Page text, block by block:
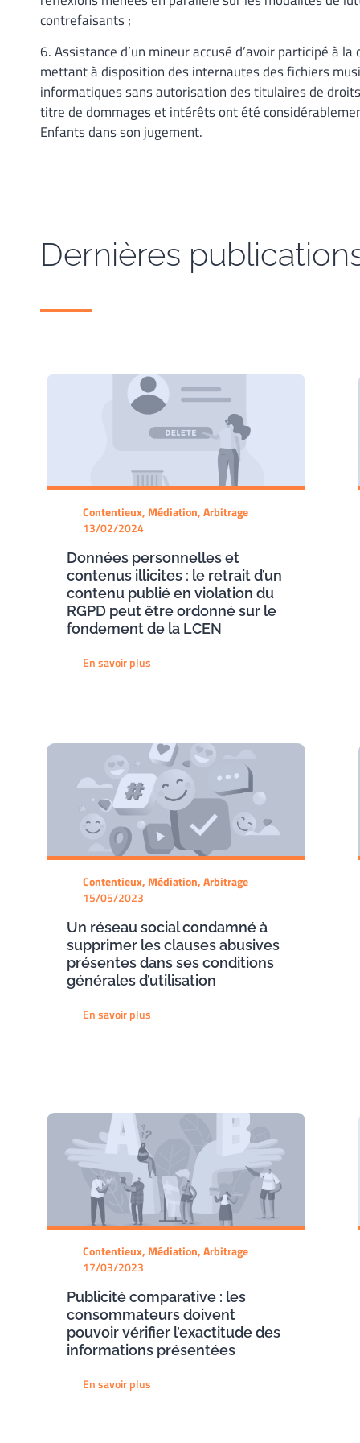
contrefaisants ;
6. Assistance d’un mineur accusé d’avoir participé à
mettant à disposition des internautes des fichiers
informatiques sans autorisation des titulaires de
titre de dommages et intérêts ont été
Enfants dans son jugement.
Dernières
Contentieux, Médiation, Arbitrage
13/02/2024
Données personnelles et
contenus illicites : le retrait d’un
contenu publié en violation du
RGPD peut être ordonné sur le
fondement de la LCEN
En savoir plus
Contentieux, Médiation, Arbitrage
15/05/2023
Un réseau social condamné à
supprimer les clauses abusives
présentes dans ses conditions
générales d’utilisation
En savoir plus
Contentieux, Médiation, Arbitrage
17/03/2023
Publicité comparative : les
consommateurs doivent
pouvoir vérifier l’exactitude des
informations présentées
En savoir plus